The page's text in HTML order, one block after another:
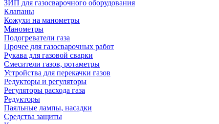
ЗИП для газосварочного оборудования
Клапаны
Кожухи на манометры
Манометры
Подогреватели газа
Прочее для газосварочных работ
Рукава для газовой сварки
Смесители газов, ротаметры
Устройства для перекачки газов
Редукторы и регуляторы
Регуляторы расхода газа
Редукторы
Паяльные лампы, насадки
Средства защиты